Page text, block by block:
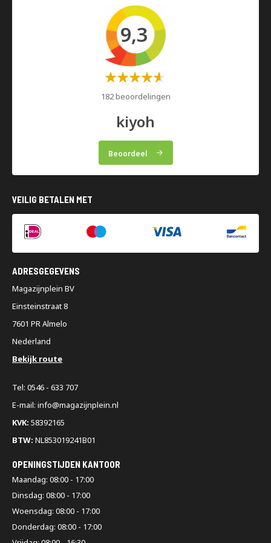
9,3
Waardering:
182 beoordelingen
kiyoh
Beoordeel
VEILIG BETALEN MET
ADRESGEGEVENS
Magazijnplein BV
Einsteinstraat 8
7601 PR Almelo
Nederland
Bekijk route
Tel: 0546 - 633 707
E-mail: info@magazijnplein.nl
KVK: 58392165
BTW: NL853019241B01
OPENINGSTIJDEN KANTOOR
Maandag: 08:00 - 17:00
Dinsdag: 08:00 - 17:00
Woensdag: 08:00 - 17:00
Donderdag: 08:00 - 17:00